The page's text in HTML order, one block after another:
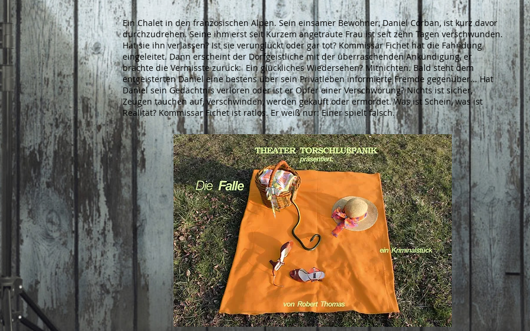
Ein Chalet in den französischen Alpen. Sein einsamer Bewohner, Daniel Corban, ist kurz davor
durchzudrehen. Seine ihm erst seit Kurzem angetraute Frau ist seit zehn Tagen verschwunden.
Hat sie ihn verlassen? Ist sie verunglückt oder gar tot? Kommissar Fichet hat die Fahndung
eingeleitet. Dann erscheint der Dorfgeistliche mit der überraschenden Ankündigung, er
brächte die Vermisste zurück: Ein glückliches Wiedersehen? Mitnichten. Bald steht dem
entgeisterten Daniel eine bestens über sein Privatleben informierte Fremde gegenüber... Hat
Daniel sein Gedächtnis verloren oder ist er Opfer einer Verschwörung? Nichts ist sicher,
Zeugen tauchen auf, verschwinden, werden gekauft oder ermordet. Was ist Schein, was ist
Realität? Kommissar Fichet ist ratlos. Er weiß nur: Einer spielt falsch.